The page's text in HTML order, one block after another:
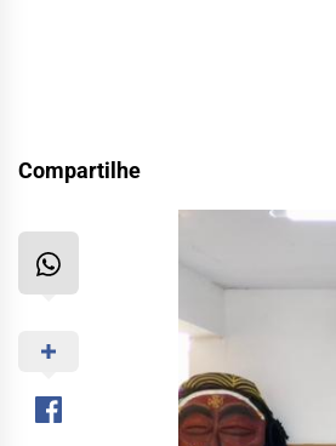
Compartilhe